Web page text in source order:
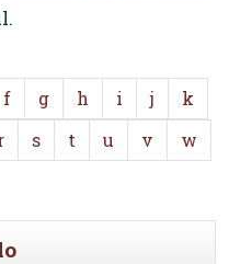
f g h i j
k
s t u v
w